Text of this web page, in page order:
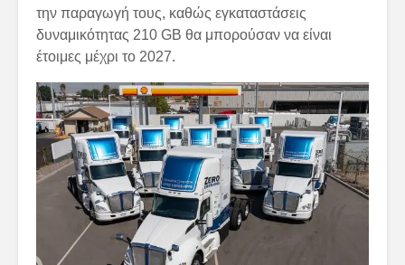
την παραγωγή τους, καθώς εγκαταστάσεις
δυναμικότητας 210 GB θα μπορούσαν να είναι
έτοιμες μέχρι το 2027.